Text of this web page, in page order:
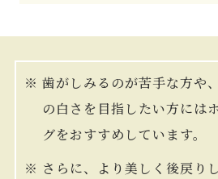
※ 歯がしみるのが苦手な方や
の白さを目指したい方には
グをおすすめしています。
※ さらに、より美しく後戻り